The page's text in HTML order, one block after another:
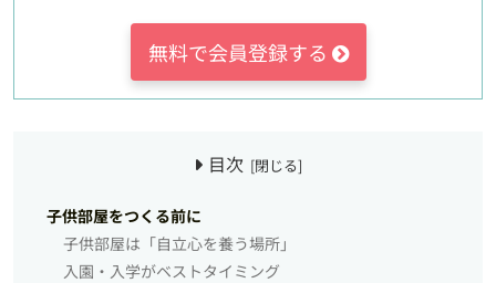
無料で会員登録する
目次
子供部屋をつくる前に
子供部屋は「自立心を養う場所」
入園・入学がベストタイミング